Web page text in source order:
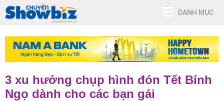
DANH MỤC
3 xu hướng chụp hình đón Tết Bính
Ngọ dành cho các bạn gái